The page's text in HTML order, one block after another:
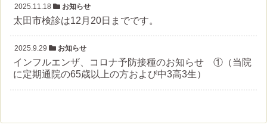
2025.11.18 お知らせ
太田市検診は12月20日までです。
2025.9.29 お知らせ
インフルエンザ、コロナ予防接種のお知らせ ①（当院
に定期通院の65歳以上の方および中3高3生）